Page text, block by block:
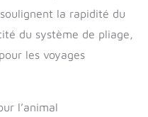
auto pour moi
Nettoyage en une
seule lingette : il y a
une couche 100 %
pour chien. Une fois
la rapidité du
du système de pliage,
les voyages
l’animal